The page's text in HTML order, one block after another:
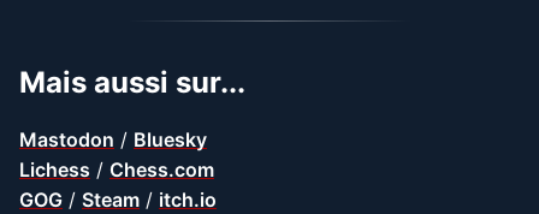
Mais aussi sur...
Mastodon / Bluesky
Lichess / Chess.com
GOG / Steam / itch.io